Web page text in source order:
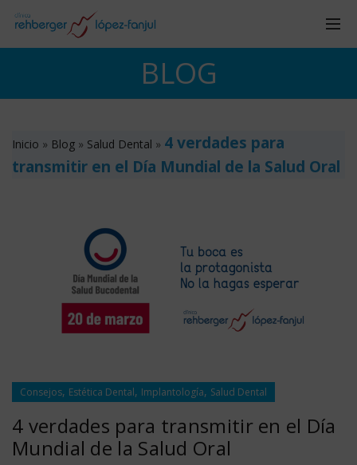
BLOG
Inicio » Blog » Salud Dental » 4 verdades para
transmitir en el Día Mundial de la Salud Oral
Consejos, Estética Dental, Implantología, Salud Dental
4 verdades para transmitir en el Día
Mundial de la Salud Oral